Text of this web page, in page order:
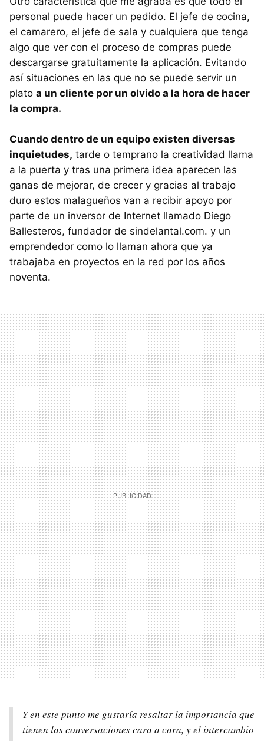
personal puede hacer un pedido. El jefe de cocina,
el camarero, el jefe de sala y cualquiera que tenga
algo que ver con el proceso de compras puede
descargarse gratuitamente la aplicación. Evitando
así situaciones en las que no se puede servir un
plato a un cliente por un olvido a la hora de hacer
la compra.
Cuando dentro de un equipo existen diversas
inquietudes, tarde o temprano la creatividad llama
a la puerta y tras una primera idea aparecen las
ganas de mejorar, de crecer y gracias al trabajo
duro estos malagueños van a recibir apoyo por
parte de un inversor de Internet llamado Diego
Ballesteros, fundador de sindelantal.com. y un
emprendedor como lo llaman ahora que ya
trabajaba en proyectos en la red por los años
noventa.
Y en este punto me gustaría resaltar la importancia que
tienen las conversaciones cara a cara, y el intercambio